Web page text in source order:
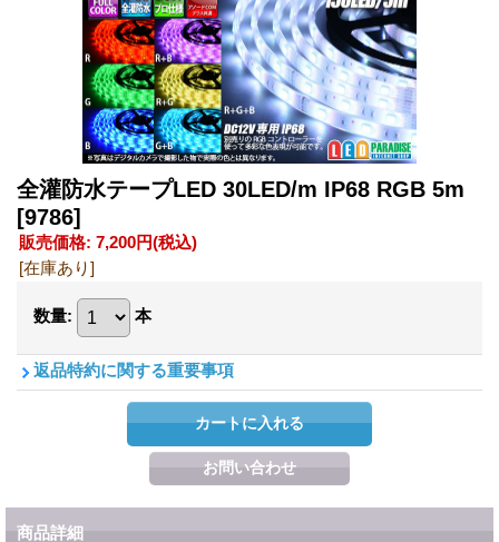
全灌防水テープLED 30LED/m IP68 RGB 5m
[9786]
販売価格: 7,200円(税込)
[在庫あり]
数量: 本
返品特約に関する重要事項
商品詳細